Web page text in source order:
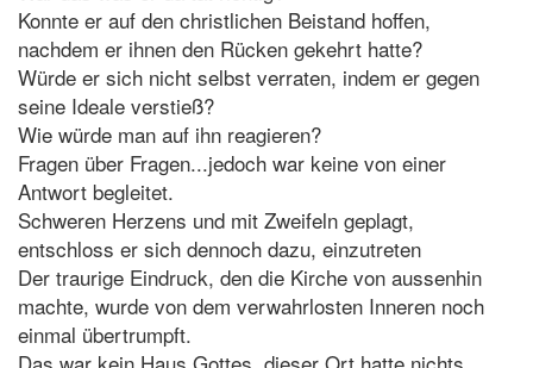
Konnte er auf den christlichen Beistand hoffen,
nachdem er ihnen den Rücken gekehrt hatte?
Würde er sich nicht selbst verraten, indem er gegen
seine Ideale verstieß?
Wie würde man auf ihn reagieren?
Fragen über Fragen...jedoch war keine von einer
Antwort begleitet.
Schweren Herzens und mit Zweifeln geplagt,
entschloss er sich dennoch dazu, einzutreten
Der traurige Eindruck, den die Kirche von aussenhin
machte, wurde von dem verwahrlosten Inneren noch
einmal übertrumpft.